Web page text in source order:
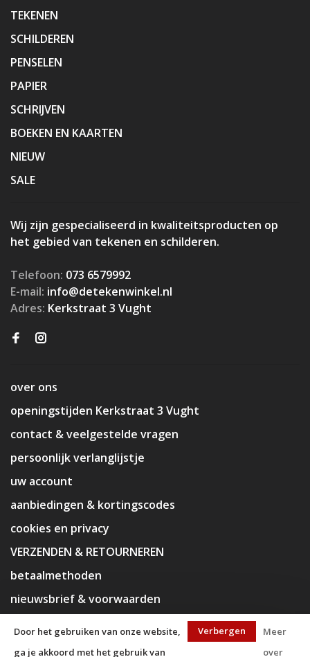
TEKENEN
SCHILDEREN
PENSELEN
PAPIER
SCHRIJVEN
BOEKEN EN KAARTEN
NIEUW
SALE
Wij zijn gespecialiseerd in kwaliteitsproducten op
het gebied van tekenen en schilderen.
Telefoon: 073 6579992
E-mail: info@detekenwinkel.nl
Adres: Kerkstraat 3 Vught
over ons
openingstijden Kerkstraat 3 Vught
contact & veelgestelde vragen
persoonlijk verlanglijstje
uw account
aanbiedingen & kortingscodes
cookies en privacy
VERZENDEN & RETOURNEREN
betaalmethoden
nieuwsbrief & voorwaarden
Door het gebruiken van onze website,
ga je akkoord met het gebruik van
Verbergen
Meer
over